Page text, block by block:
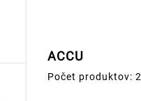
ACCU
Počet produktov: 2